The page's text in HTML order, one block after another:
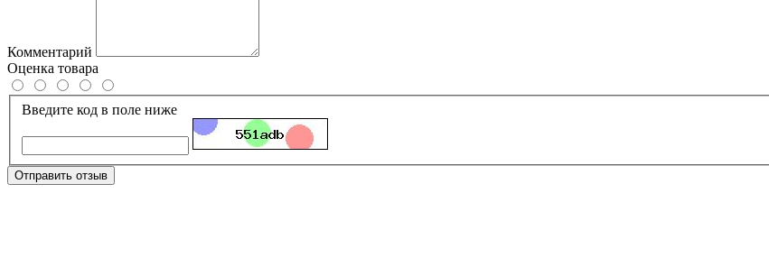
Комментарий
Оценка товара
Введите код в поле ниже
Отправить отзыв